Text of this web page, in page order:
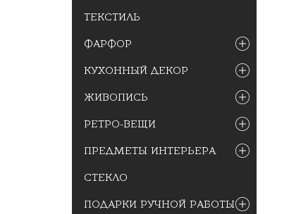
ТЕКСТИЛЬ
ФАРФОР
КУХОННЫЙ ДЕКОР
ЖИВОПИСЬ
РЕТРО-ВЕЩИ
ПРЕДМЕТЫ ИНТЕРЬЕРА
СТЕКЛО
ПОДАРКИ РУЧНОЙ РАБОТЫ